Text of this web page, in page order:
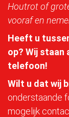
Houtrot of
vooraf en
Heeft u
op? Wij staan
telefoon!
Wilt u dat wij
onderstaande
mogelijk